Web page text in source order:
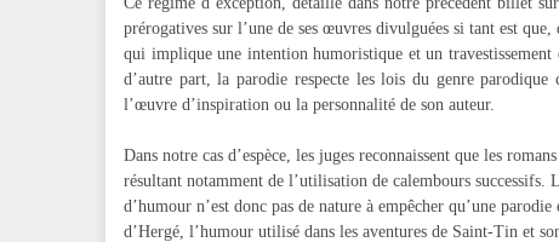
prérogatives sur l’une de ses œuvres divulguées si tant est
qui implique une intention humoristique et un
d’autre part, la parodie respecte les lois du genre
l’œuvre d’inspiration ou la personnalité de son auteur.
Dans notre cas d’espèce, les juges reconnaissent que les
résultant notamment de l’utilisation de calembours
d’humour n’est donc pas de nature à empêcher qu’une
d’Hergé, l’humour utilisé dans les aventures de Saint-Tin et